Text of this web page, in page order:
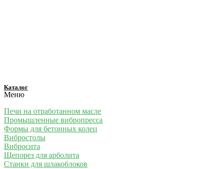
Каталог
Меню
Печи на отработанном масле
Промышленные вибропресса
Формы для бетонных колец
Вибростолы
Вибросита
Щепорез для арболита
Станки для шлакоблоков